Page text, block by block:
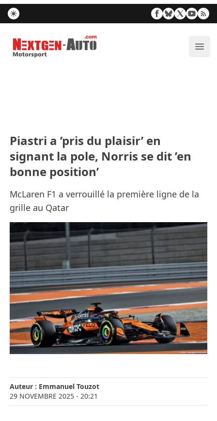
Nextgen-Auto.com
Piastri a ’pris du plaisir’ en
signant la pole, Norris se dit ’en
bonne position’
McLaren F1 a verrouillé la première ligne de la
grille au Qatar
Auteur : Emmanuel Touzot
29 NOVEMBRE 2025 - 20:21